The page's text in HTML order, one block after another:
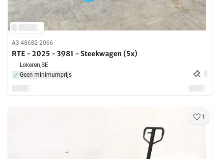
A3-48682-2066
RTE - 2025 - 3981 - Steekwagen (5x)
Lokeren,BE
Geen minimumprijs
1